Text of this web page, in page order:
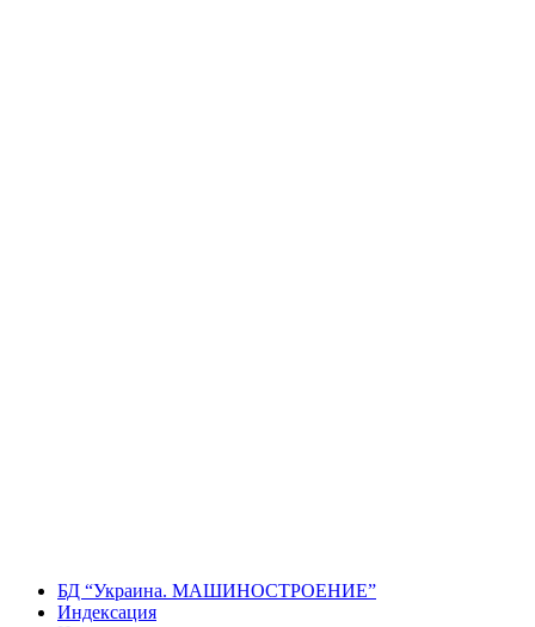
содержанию
БД “Украина. МАШИНОСТРОЕНИЕ”
Индекcация